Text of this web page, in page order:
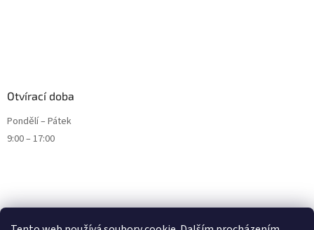
Otvírací doba
Pondělí – Pátek
9:00 – 17:00